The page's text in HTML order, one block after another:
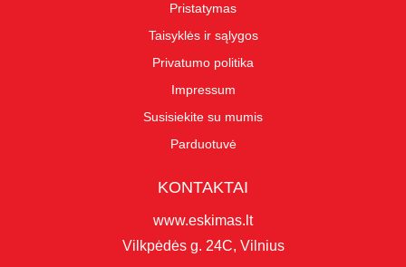
Pristatymas
Taisyklės ir sąlygos
Privatumo politika
Impressum
Susisiekite su mumis
Parduotuvė
KONTAKTAI
www.eskimas.lt
Vilkpėdės g. 24C, Vilnius